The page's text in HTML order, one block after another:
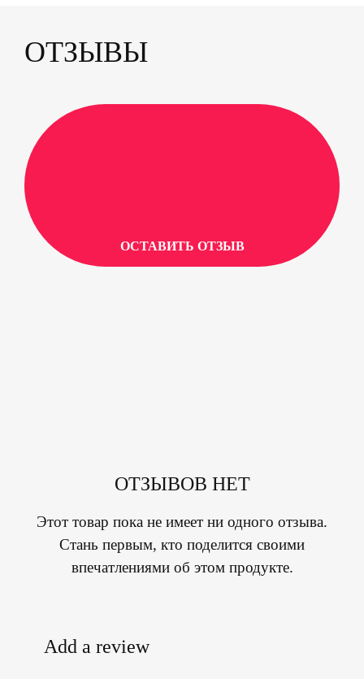
ОТЗЫВЫ
ОСТАВИТЬ ОТЗЫВ
ОТЗЫВОВ НЕТ
Этот товар пока не имеет ни одного отзыва.
Стань первым, кто поделится своими
впечатлениями об этом продукте.
Add a review